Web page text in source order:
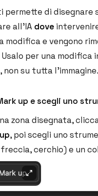
permette di disegnare
all'IA dove
modifica e vengono
per una modifica
non su tutta l'immagine.
up e scegli uno
zona disegnata,
, poi scegli uno
cerchio) e un